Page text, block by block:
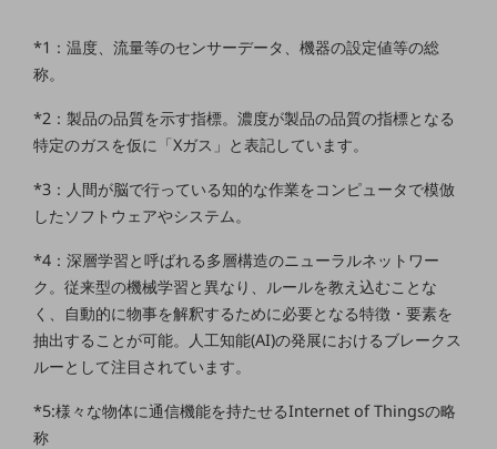
サービス・ソリューション
中堅中小企業のビジネスをサポート！
お悩みから見つける
ネットワーク
バックオフィス
リモート・ハイブリッドワーク
セキュリティ
その他のお悩みはこちら
業界から見つける
*1：温度、流量等のセンサーデータ、機器の設定値等の総
称。
*2：製品の品質を示す指標。濃度が製品の品質の指標となる
特定のガスを仮に「Xガス」と表記しています。
*3：人間が脳で行っている知的な作業をコンピュータで模倣
したソフトウェアやシステム。
*4：深層学習と呼ばれる多層構造のニューラルネットワー
ク。従来型の機械学習と異なり、ルールを教え込むことな
く、自動的に物事を解釈するために必要となる特徴・要素を
抽出することが可能。人工知能(AI)の発展におけるブレークス
ルーとして注目されています。
*5:様々な物体に通信機能を持たせるInternet of Thingsの略
称